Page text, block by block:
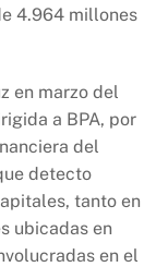
4.964 millones
en marzo del
a BPA, por
del
detecto
tanto en
ubicadas en
en el